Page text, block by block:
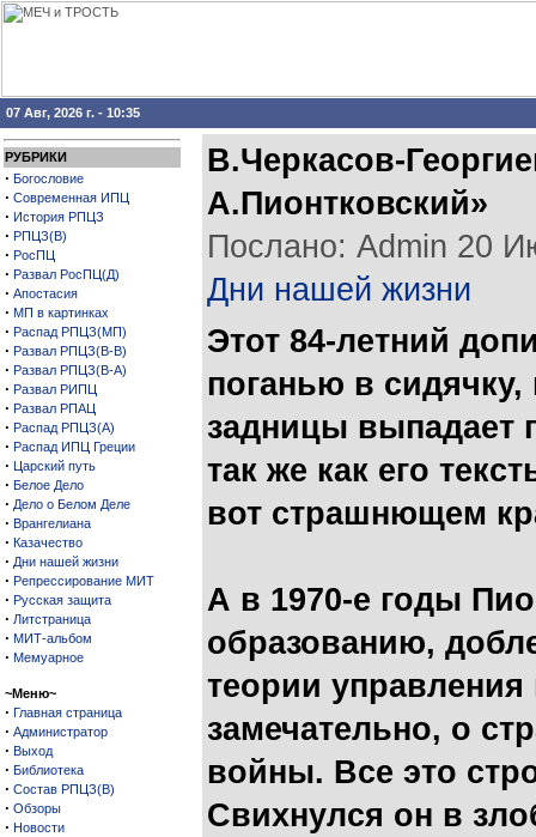
07 Авг, 2026 г. - 10:35
РУБРИКИ
· Богословие
· Современная ИПЦ
· История РПЦЗ
· РПЦЗ(В)
· РосПЦ
· Развал РосПЦ(Д)
· Апостасия
· МП в картинках
· Распад РПЦЗ(МП)
· Развал РПЦЗ(В-В)
· Развал РПЦЗ(В-А)
· Развал РИПЦ
· Развал РПАЦ
· Распад РПЦЗ(А)
· Распад ИПЦ Греции
· Царский путь
· Белое Дело
· Дело о Белом Деле
· Врангелиана
· Казачество
· Дни нашей жизни
· Репрессирование МИТ
· Русская защита
· Литстраница
· МИТ-альбом
· Мемуарное
~Меню~
· Главная страница
· Администратор
· Выход
· Библиотека
· Состав РПЦЗ(В)
· Обзоры
· Новости
В.Черкасов-
А.Пионтковский»
Послано: Admin 20
Дни нашей жизни
Этот 84-летний
поганью в сидячку,
задницы выпадает
так же как его
вот страшнющем
А в 1970-е годы
образованию,
теории
замечательно, о
войны. Все это
Свихнулся он в